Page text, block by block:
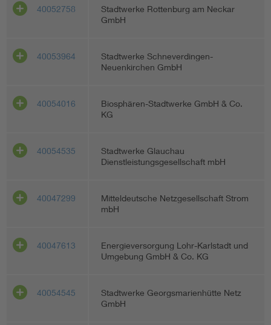
40052758
Stadtwerke Rottenburg am Neckar
GmbH
40053964
Stadtwerke Schneverdingen-
Neuenkirchen GmbH
40054016
Biosphären-Stadtwerke GmbH & Co.
KG
40054535
Stadtwerke Glauchau
Dienstleistungsgesellschaft mbH
40047299
Mitteldeutsche Netzgesellschaft Strom
mbH
40047613
Energieversorgung Lohr-Karlstadt und
Umgebung GmbH & Co. KG
40054545
Stadtwerke Georgsmarienhütte Netz
GmbH